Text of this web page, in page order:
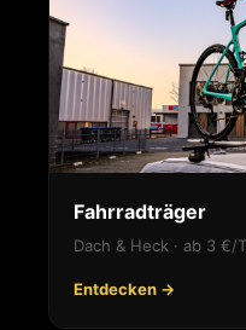
Fahrradträger
Dach & Heck · ab 3 €/
Entdecken →